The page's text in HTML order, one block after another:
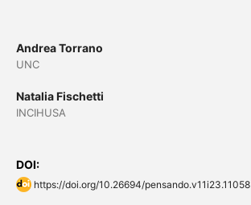
Andrea Torrano
UNC
Natalia Fischetti
INCIHUSA
DOI:
https://doi.org/10.26694/pensando.v11i23.11058